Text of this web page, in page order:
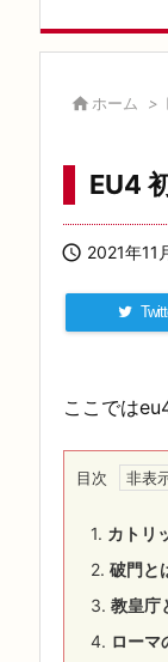
 ホーム >
EU4
 2021年11
ここでは
目次
1. カトリ
2. 破門と
3. 教皇庁
4. ローマ